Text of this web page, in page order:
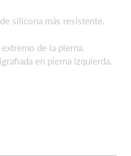
silicona más resistente,
de la pierna.
en pierna izquierda.